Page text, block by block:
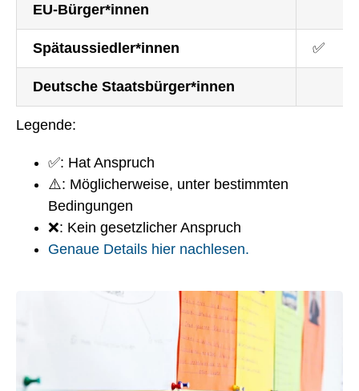
EU-Bürger*innen
Spätaussiedler*innen ✅
Deutsche Staatsbürger*innen
Legende:
✅: Hat Anspruch
⚠️: Möglicherweise, unter bestimmten
Bedingungen
❌: Kein gesetzlicher Anspruch
Genaue Details hier nachlesen.